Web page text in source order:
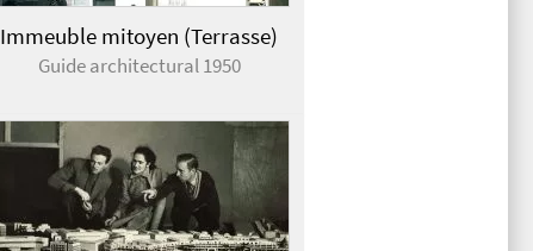
Immeuble mitoyen (Terrasse)
Guide architectural 1950